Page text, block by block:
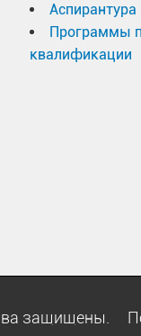
Аспирантура
Программы
квалификации
защищены.